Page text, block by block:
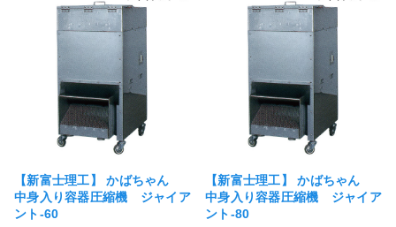
【新富士理工】 かばちゃん
中身入り容器圧縮機 ジャイア
ント-60
【新富士理工】 かばちゃん
中身入り容器圧縮機 ジャイア
ント-80